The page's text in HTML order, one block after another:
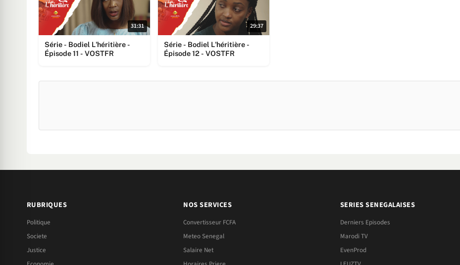
31:31
Série - Bodiel L'héritière -
Épisode 11 - VOSTFR
29:37
Série - Bodiel L'héritière -
Épisode 12 - VOSTFR
RUBRIQUES
Politique
Societe
Justice
NOS SERVICES
Convertisseur FCFA
Meteo Senegal
Salaire Net
SERIES SENEGALAISES
Derniers Episodes
Marodi TV
EvenProd